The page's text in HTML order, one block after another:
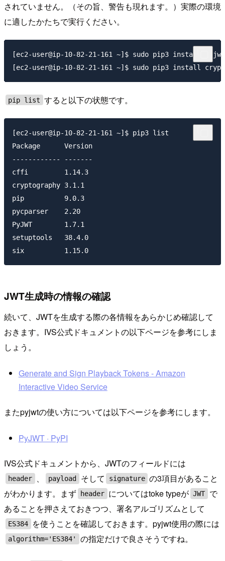
されていません。（その旨、警告も現れます。）実際の環境
に適したかたちで実行ください。
[ec2-user@ip-10-82-21-161 ~]$ sudo pip3 install pyjwt
pip list すると以下の状態です。
[ec2-user@ip-10-82-21-161 ~]$ pip3 list
Package      Version
------------ -------
cffi         1.14.3
cryptography 3.1.1
pip          9.0.3
pycparser    2.20
PyJWT        1.7.1
setuptools   38.4.0
JWT生成時の情報の確認
続いて、JWTを生成する際の各情報をあらかじめ確認して
おきます。IVS公式ドキュメントの以下ページを参考にしま
しょう。
Generate and Sign Playback Tokens - Amazon
Interactive Video Service
またpyjwtの使い方については以下ページを参考にします。
PyJWT · PyPI
IVS公式ドキュメントから、JWTのフィールドには
header 、 payload そして signature の3項目があること
がわかります。まず
header についてはtoke typeが JWT で
あることを押さえておきつつ、署名アルゴリズムとして
ES384 を使うことを確認しておきます。pyjwt使用の際には
algorithm='ES384' の指定だけで良さそうですね。